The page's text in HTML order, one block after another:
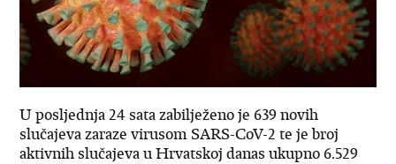
U posljednja 24 sata zabilježeno je 639 novih
slučajeva zaraze virusom SARS-CoV-2 te je broj
aktivnih slučajeva u Hrvatskoj danas ukupno 6.529